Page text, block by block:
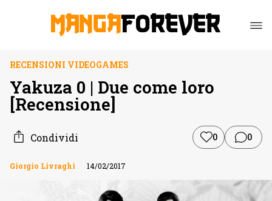
RECENSIONI VIDEOGAMES
Yakuza 0 | Due come loro
[Recensione]
Condividi 0 0
Giorgio Livraghi 14/02/2017